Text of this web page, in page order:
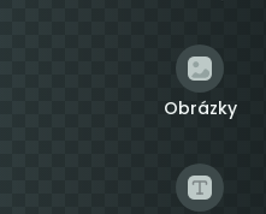
Obrázky